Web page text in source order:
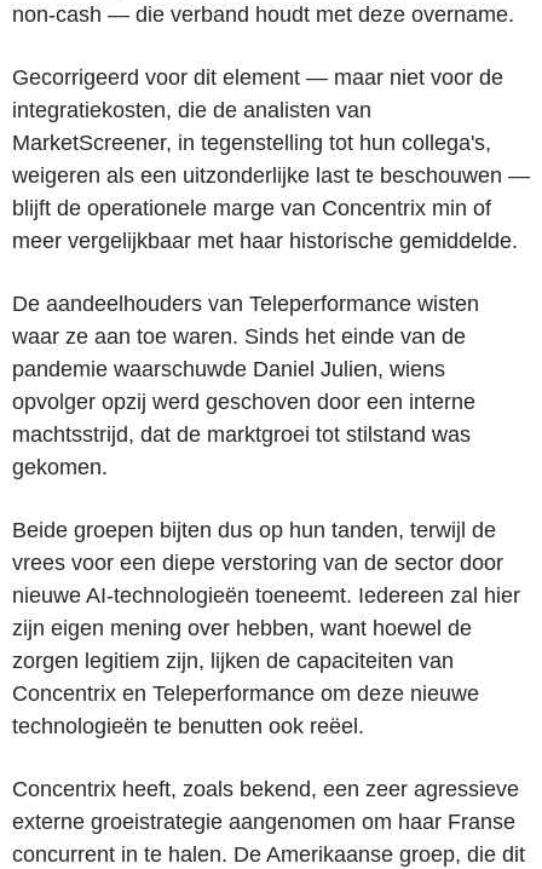
non-cash — die verband houdt met deze overname.
Gecorrigeerd voor dit element — maar niet voor de
integratiekosten, die de analisten van
MarketScreener, in tegenstelling tot hun collega's,
weigeren als een uitzonderlijke last te beschouwen —
blijft de operationele marge van Concentrix min of
meer vergelijkbaar met haar historische gemiddelde.
De aandeelhouders van Teleperformance wisten
waar ze aan toe waren. Sinds het einde van de
pandemie waarschuwde Daniel Julien, wiens
opvolger opzij werd geschoven door een interne
machtsstrijd, dat de marktgroei tot stilstand was
gekomen.
Beide groepen bijten dus op hun tanden, terwijl de
vrees voor een diepe verstoring van de sector door
nieuwe AI-technologieën toeneemt. Iedereen zal hier
zijn eigen mening over hebben, want hoewel de
zorgen legitiem zijn, lijken de capaciteiten van
Concentrix en Teleperformance om deze nieuwe
technologieën te benutten ook reëel.
Concentrix heeft, zoals bekend, een zeer agressieve
externe groeistrategie aangenomen om haar Franse
concurrent in te halen. De Amerikaanse groep, die dit